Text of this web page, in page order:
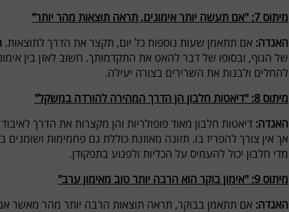
מיתוס 7: "אם תעשה יותר אימונים, תראה תוצאות מהר יותר"
האגדה: אם תתאמן שעות נוספות כל יום, תקצר את הדרך לתוצאות.
של הגוף, ובסופו של דבר להאט את התקדמותך. חשוב לאזן בין
להחלים ולבנות את השרירים בצורה יעילה.
מיתוס 8: "דיאטות חלבון הן הדרך המהירה להורדה במשקל"
האגדה: דיאטות חלבון מאוד פופולריות והן מקצרות את הדרך
אך אין צורך להפריז בו. תזונה מאוזנת כוללת גם פחמימות ושומנים
מדי חלבון יכול להעמיס על הכליות ולפגוע בתפקודן.
מיתוס 9: "אימון בוקר הוא הרבה יותר טוב מאימון ערב"
האגדה: אם תתאמן בבוקר, תראה תוצאות הרבה יותר מהר מאשר